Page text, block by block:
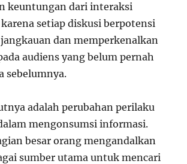
keuntungan dari interaksi
setiap diskusi berpotensi
dan memperkenalkan
audiens yang belum pernah
sebelumnya.
adalah perubahan perilaku
mengonsumsi informasi.
besar orang mengandalkan
sumber utama untuk mencari